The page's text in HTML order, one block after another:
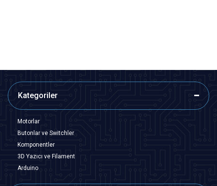
Kategoriler
Motorlar
Butonlar ve Switchler
Komponentler
3D Yazıcı ve Filament
Arduino